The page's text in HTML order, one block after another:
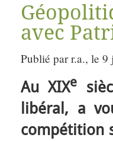
avec
Publié par r.a., le
Au XIXe
libéral, a
compétition